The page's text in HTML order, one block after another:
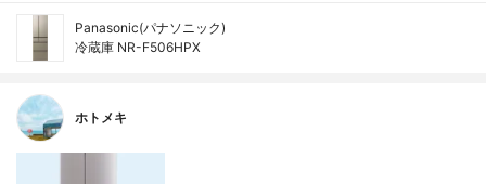
Panasonic(パナソニック)
冷蔵庫 NR-F506HPX
ホトメキ